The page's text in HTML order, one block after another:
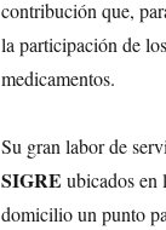
contribución que,
la participación de
medicamentos.
Su gran labor de
SIGRE ubicados en
domicilio un punto